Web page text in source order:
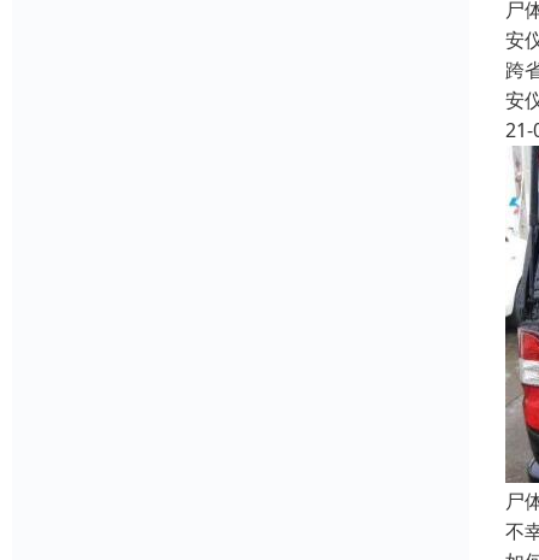
尸
安
跨
安
21-
尸
不